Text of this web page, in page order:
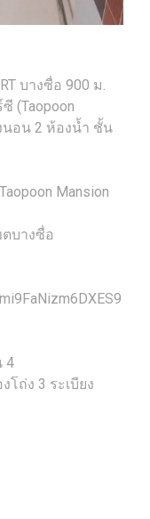
บางซื่อ 900 ม.
(Taopoon
นอน 2 ห้องน้ำ ชั้น
Mansion
บางซื่อ
4
ถ่ง 3 ระเบียง